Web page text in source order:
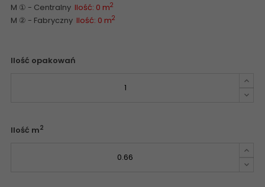
M ① - Centralny Ilość: 0 m2
M ② - Fabryczny Ilość: 0 m2
Ilość opakowań
Ilość m2